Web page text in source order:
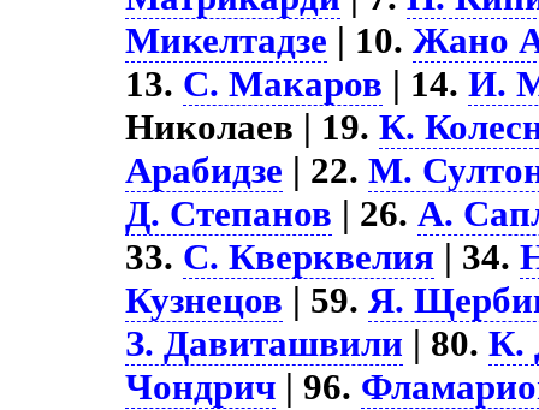
Микелтадзе | 10.Жано
13. С. Макаров | 14.И.
Николаев | 19.К.
Арабидзе | 22.М.
Д. Степанов | 26.А.
33. С. Кверквелия | 34.
Кузнецов | 59.Я.
З. Давиташвили | 80.К.
Чондрич | 96.